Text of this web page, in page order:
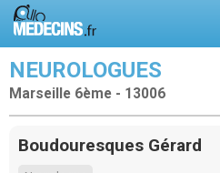
NEUROLOGUES
Marseille 6ème - 13006
Boudouresques Gérard